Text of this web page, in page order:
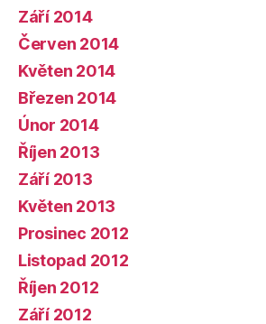
Září 2014
Červen 2014
Květen 2014
Březen 2014
Únor 2014
Říjen 2013
Září 2013
Květen 2013
Prosinec 2012
Listopad 2012
Říjen 2012
Září 2012